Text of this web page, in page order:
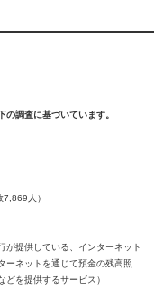
調査に基づいています。
人）
が提供している、インターネット
ーネットを通じて預金の残高照
どを提供するサービス）